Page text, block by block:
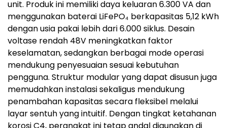
unit. Produk ini memiliki daya keluaran 6.300 VA dan
menggunakan baterai LiFePO₄ berkapasitas 5,12 kWh
dengan usia pakai lebih dari 6.000 siklus. Desain
voltase rendah 48V meningkatkan faktor
keselamatan, sedangkan berbagai mode operasi
mendukung penyesuaian sesuai kebutuhan
pengguna. Struktur modular yang dapat disusun juga
memudahkan instalasi sekaligus mendukung
penambahan kapasitas secara fleksibel melalui
layar sentuh yang intuitif. Dengan tingkat ketahanan